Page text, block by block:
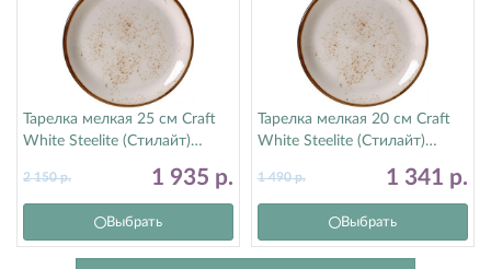
Тарелка мелкая 25 см Craft
White Steelite (Стилайт)
1 935 р.
2 150р.
Выбрать
Тарелка мелкая 20 см Craft
White Steelite (Стилайт)
1 341 р.
1 490р.
Выбрать